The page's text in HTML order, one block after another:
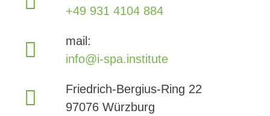
+49 931 4104 884
mail:
info@i-spa.institute
Friedrich-Bergius-Ring 22
97076 Würzburg